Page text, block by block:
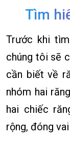
Tìm
Trước khi
chúng tôi sẽ
cần biết về
nhóm hai
hai chiếc
rộng, đóng